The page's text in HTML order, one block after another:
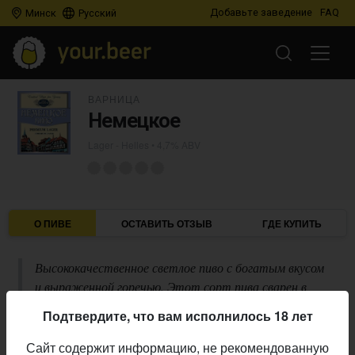
Минск Русский Добавьте заведение FAQ
Немецкое
О ПИВЕ ОСТАВИТЬ ОТЗЫВ ГДЕ КУПИТЬ
Высококачественное светлое пиво с богатым вкусом
и выраженной горечью. Этот сорт пива сварен в
Подтвердите, что вам исполнилось 18 лет
Сайт содержит информацию, не рекомендованную